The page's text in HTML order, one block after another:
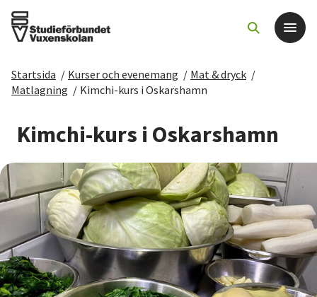
Det här gör vi
För dig som
Sök kurser och evenemang
Om SV
Starta studiecirkel
Cirkelledare
Startsida / Kurser och evenemang / Mat & dryck /
Matlagning / Kimchi-kurs i Oskarshamn
Kimchi-kurs i Oskarshamn